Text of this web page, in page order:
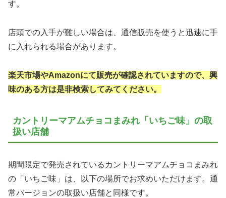
す。
店頭での入手が難しい場合は、通信販売を使うと迅速に手
に入れられる場合があります。
楽天市場やAmazonにて販売が確認されていますので、興
味のある方は是非検索してみてください。
カントリーマアムチョコまみれ「いちご味」の取
扱い店舗
期間限定で発売されているカントリーマアムチョコまみれ
の「いちご味」は、以下の場所でお求めいただけます。通
常バージョンの取扱い店舗と同様です。